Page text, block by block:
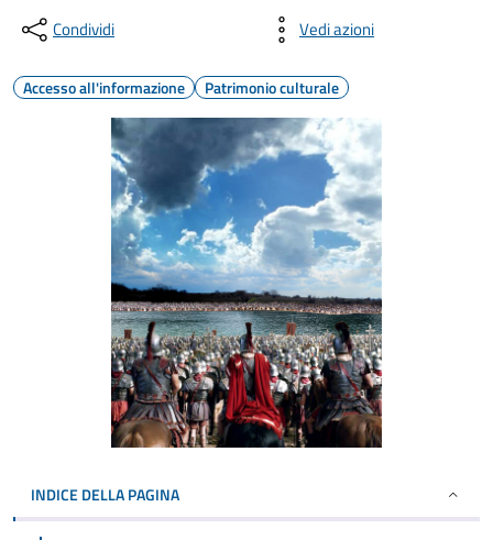
Condividi Vedi azioni
Accesso all'informazione Patrimonio culturale
INDICE DELLA PAGINA